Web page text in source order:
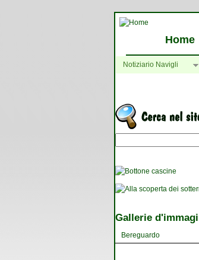
Home
Notiziario Navigli
Maschera di
Gallerie
Bereguardo